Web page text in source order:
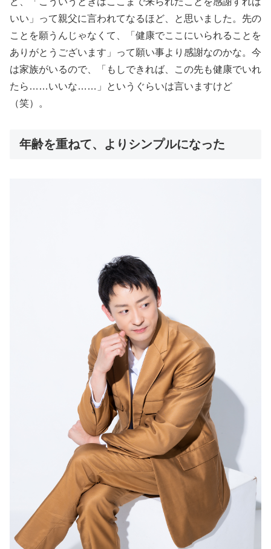
いい」って親父に言われてなるほど、と思いました。先の
ことを願うんじゃなくて、「健康でここにいられることを
ありがとうございます」って願い事より感謝なのかな。今
は家族がいるので、「もしできれば、この先も健康でいれ
たら……いいな……」というぐらいは言いますけど
（笑）。
年齢を重ねて、よりシンプルになった